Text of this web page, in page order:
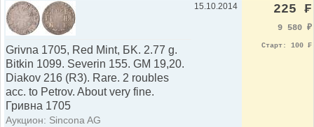
Grivna 1705, Red Mint, БK. 2.77 g.
Bitkin 1099. Severin 155. GM 19,20.
Diakov 216 (R3). Rare. 2 roubles
acc. to Petrov. About very fine.
Гривна 1705
Аукцион: Sincona AG
15.10.2014 225 ₣
9 580 ₽
Старт: 100 ₣